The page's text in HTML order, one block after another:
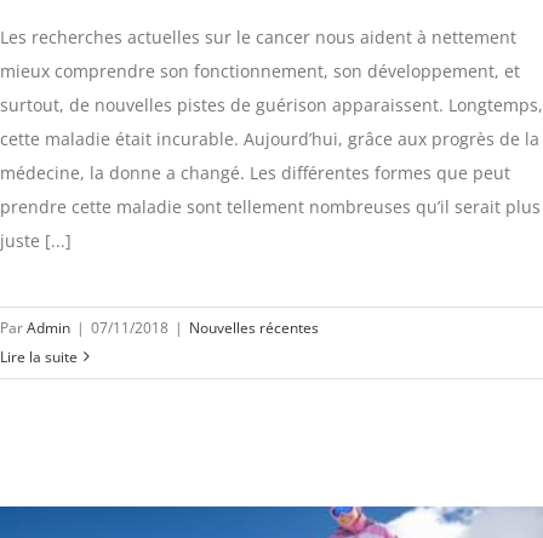
Les recherches actuelles sur le cancer nous aident à nettement
mieux comprendre son fonctionnement, son développement, et
surtout, de nouvelles pistes de guérison apparaissent. Longtemps,
cette maladie était incurable. Aujourd’hui, grâce aux progrès de la
médecine, la donne a changé. Les différentes formes que peut
prendre cette maladie sont tellement nombreuses qu’il serait plus
juste [...]
ParAdmin | 07/11/2018 | Nouvelles récentes
Lire la suite